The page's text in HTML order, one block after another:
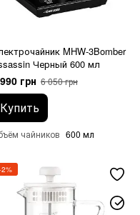
MHW-3Bomber
Черный 600 мл
грн 6 050 грн
Купить
чайников 600 мл